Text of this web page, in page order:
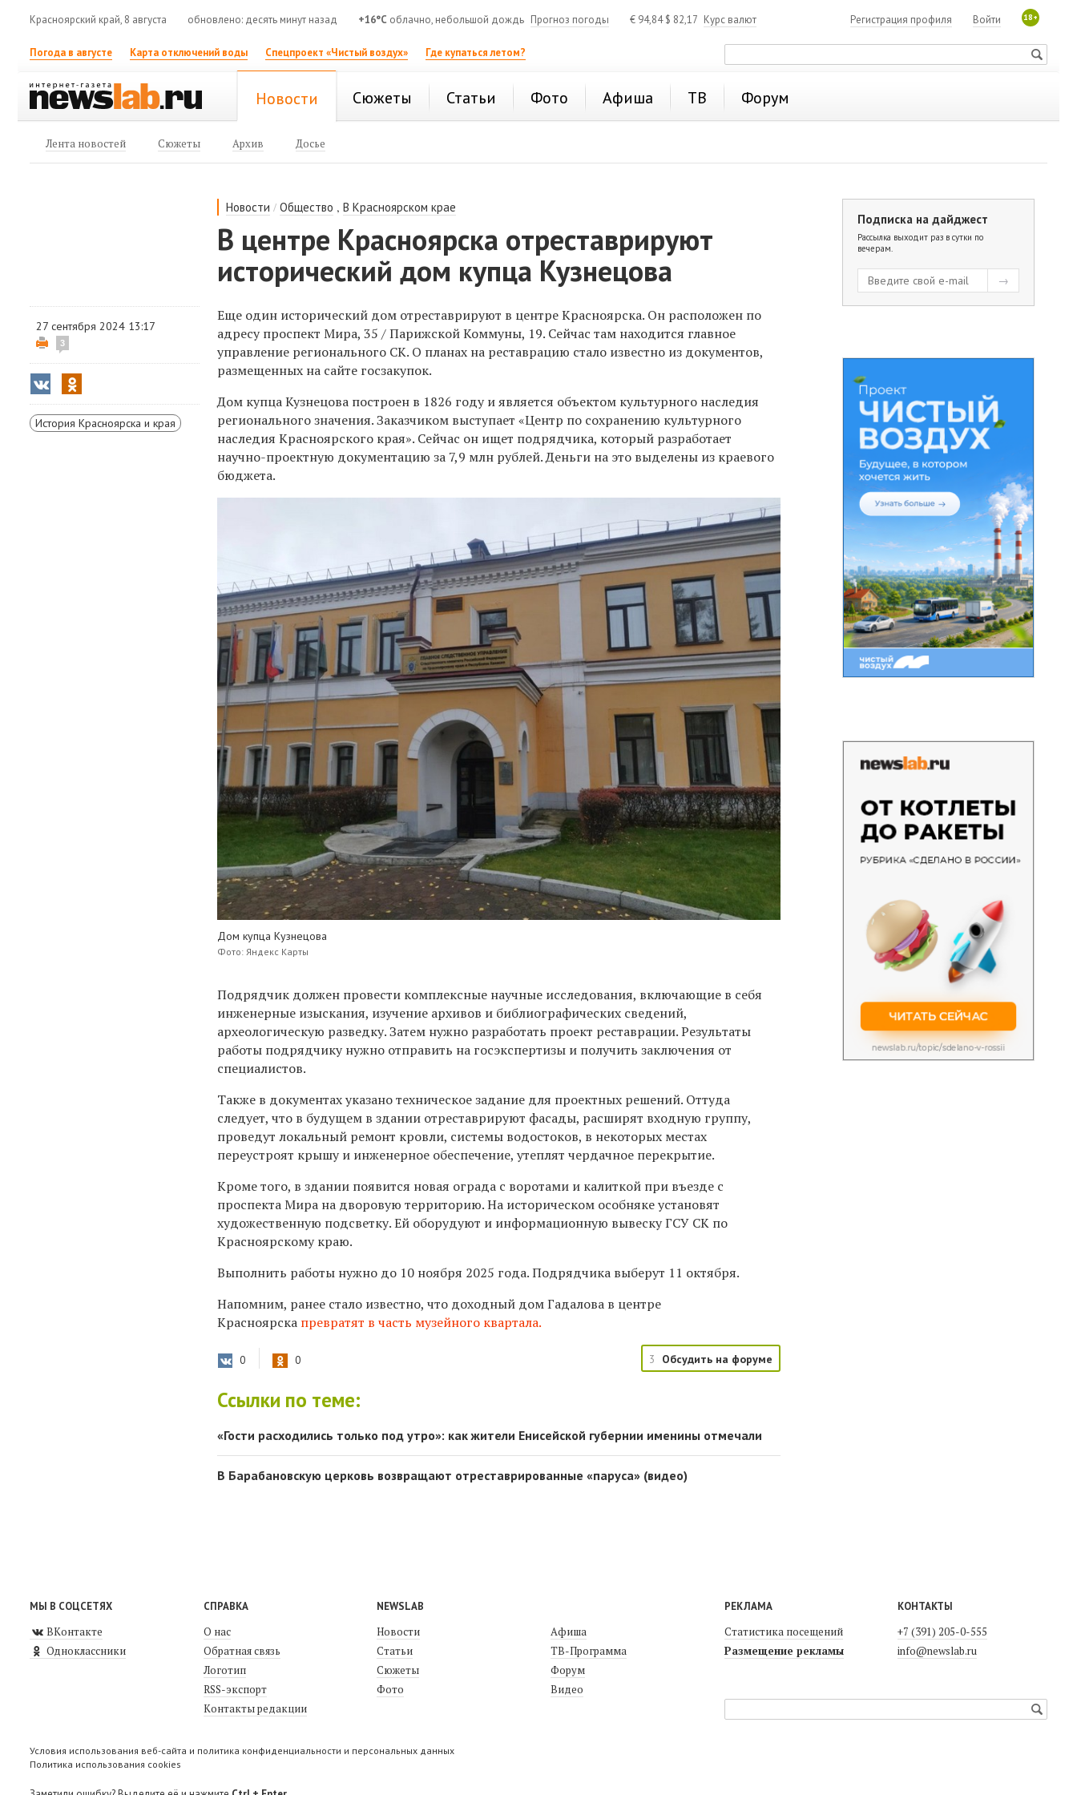
Красноярский край, 8 августа обновлено: десять минут назад +16°C облачно, небольшой дождь Прогноз погоды € 94,84$ 82,17 Курс валют 18+
Войти
Регистрация профиля
Погода в августе Карта отключений воды Спецпроект «Чистый воздух» Где купаться летом?
Новости Сюжеты Статьи Фото Афиша ТВ Форум
Лента новостей Сюжеты Архив Досье
Новости /Общество ,В Красноярском крае
В центре Красноярска отреставрируют
исторический дом купца Кузнецова
27 сентября 2024 13:17
3
История Красноярска и края
Еще один исторический дом отреставрируют в центре Красноярска. Он расположен по
адресу проспект Мира, 35 / Парижской Коммуны, 19. Сейчас там находится главное
управление регионального СК. О планах на реставрацию стало известно из документов,
размещенных на сайте госзакупок.
Дом купца Кузнецова построен в 1826 году и является объектом культурного наследия
регионального значения. Заказчиком выступает «Центр по сохранению культурного
наследия Красноярского края». Сейчас он ищет подрядчика, который разработает
научно-проектную документацию за 7,9 млн рублей. Деньги на это выделены из краевого
бюджета.
Дом купца Кузнецова
Фото: Яндекс Карты
Подрядчик должен провести комплексные научные исследования, включающие в себя
инженерные изыскания, изучение архивов и библиографических сведений,
археологическую разведку. Затем нужно разработать проект реставрации. Результаты
работы подрядчику нужно отправить на госэкспертизы и получить заключения от
специалистов.
Также в документах указано техническое задание для проектных решений. Оттуда
следует, что в будущем в здании отреставрируют фасады, расширят входную группу,
проведут локальный ремонт кровли, системы водостоков, в некоторых местах
переустроят крышу и инженерное обеспечение, утеплят чердачное перекрытие.
Кроме того, в здании появится новая ограда с воротами и калиткой при въезде с
проспекта Мира на дворовую территорию. На историческом особняке установят
художественную подсветку. Ей оборудуют и информационную вывеску ГСУ СК по
Красноярскому краю.
Выполнить работы нужно до 10 ноября 2025 года. Подрядчика выберут 11 октября.
Напомним, ранее стало известно, что доходный дом Гадалова в центре
Красноярска превратят в часть музейного квартала.
0 0 3 Обсудить на форуме
Ссылки по теме:
«Гости расходились только под утро»: как жители Енисейской губернии именины отмечали
В Барабановскую церковь возвращают отреставрированные «паруса» (видео)
Подписка на дайджест
Рассылка выходит раз в сутки по
вечерам.
МЫ В СОЦСЕТЯХ
ВКонтакте
Одноклассники
СПРАВКА
О нас
Обратная связь
Логотип
RSS-экспорт
Контакты редакции
NEWSLAB
Новости
Статьи
Сюжеты
Фото
Афиша
ТВ-Программа
Форум
Видео
РЕКЛАМА
Статистика посещений
Размещение рекламы
КОНТАКТЫ
+7 (391) 205-0-555
info@newslab.ru
Условия использования веб-сайта и политика конфиденциальности и персональных данных
Политика использования cookies